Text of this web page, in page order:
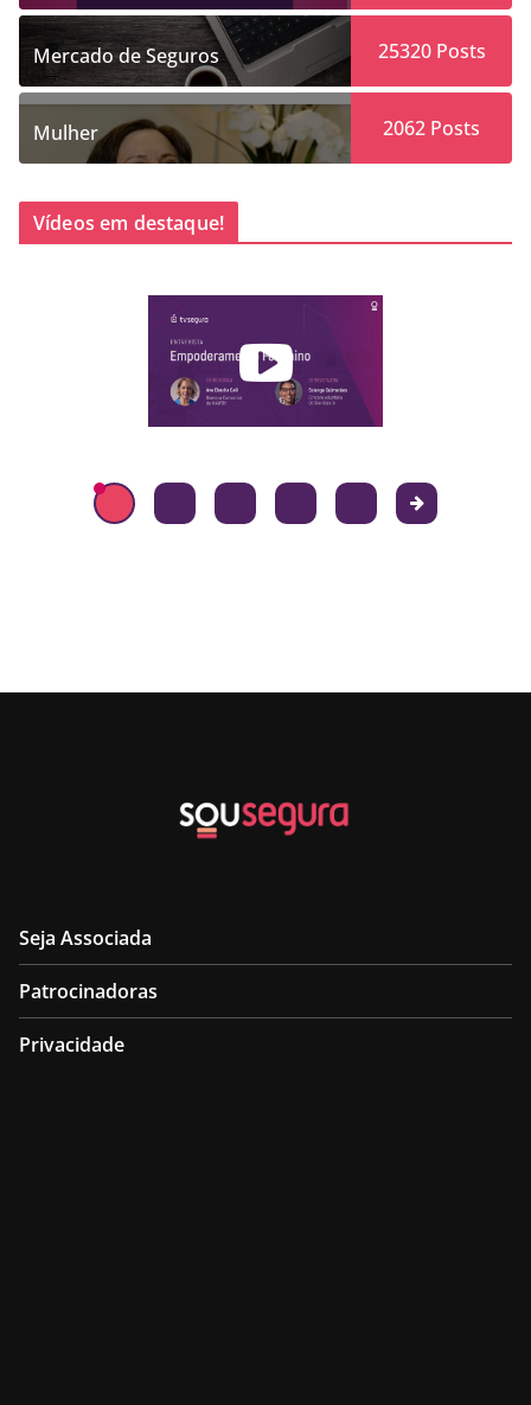
Mercado de Seguros 25320Posts
Mulher 2062 Posts
Vídeos em destaque!
Seja Associada
Patrocinadoras
Privacidade